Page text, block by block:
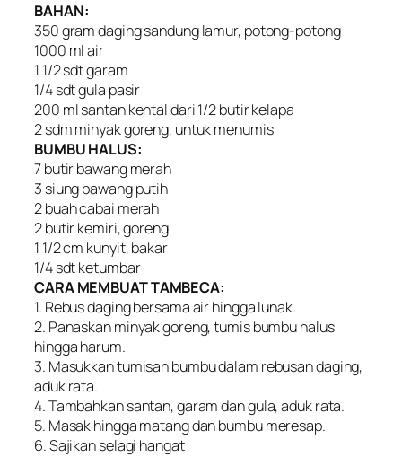
BAHAN:
350 gram daging sandung lamur, potong-potong
1000 ml air
1 1/2 sdt garam
1/4 sdt gula pasir
200 ml santan kental dari 1/2 butir kelapa
2 sdm minyak goreng, untuk menumis
BUMBU HALUS:
7 butir bawang merah
3 siung bawang putih
2 buah cabai merah
2 butir kemiri, goreng
1 1/2 cm kunyit, bakar
1/4 sdt ketumbar
CARA MEMBUAT TAMBECA:
1. Rebus daging bersama air hingga lunak.
2. Panaskan minyak goreng, tumis bumbu halus
hingga harum.
3. Masukkan tumisan bumbu dalam rebusan daging,
aduk rata.
4. Tambahkan santan, garam dan gula, aduk rata.
5. Masak hingga matang dan bumbu meresap.
6. Sajikan selagi hangat